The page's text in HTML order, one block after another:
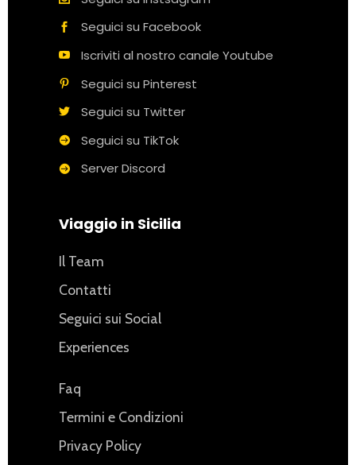
Seguici su Facebook
Iscriviti al nostro canale Youtube
Seguici su Pinterest
Seguici su Twitter
Seguici su TikTok
Server Discord
Viaggio in Sicilia
Il Team
Contatti
Seguici sui Social
Experiences
Faq
Termini e Condizioni
Privacy Policy